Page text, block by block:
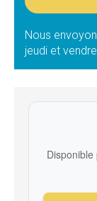
Nous
jeudi et